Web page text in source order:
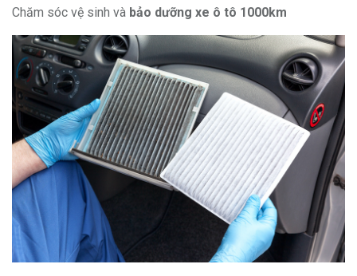
Chăm sóc vệ sinh và bảo dưỡng xe ô tô 1000km